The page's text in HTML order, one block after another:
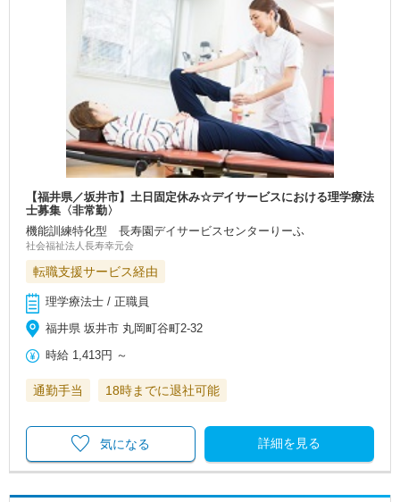
【福井県／坂井市】土日固定休み☆デイサービスにおける理学療法
士募集〈非常勤〉
機能訓練特化型 長寿園デイサービスセンターりーふ
社会福祉法人長寿幸元会
転職支援サービス経由
理学療法士 / 正職員
福井県 坂井市 丸岡町谷町2-32
時給 1,413円 ～
通勤手当 18時までに退社可能
詳細を見る
気になる